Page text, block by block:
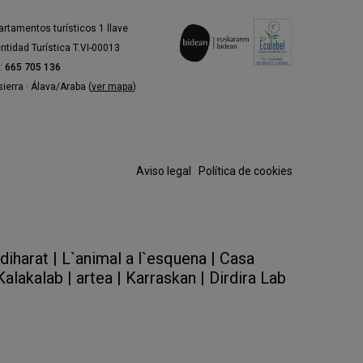
que sensibilizan los
perfecta para dar
en la última fase del programa
turísticos 1 llave
Turística T.VI-00013
665 705 136
· Álava/Araba (ver mapa)
Aviso legal Política de cookies
| L`animal a l`esquena | Casa
| artea | Karraskan |
Dirdira Lab